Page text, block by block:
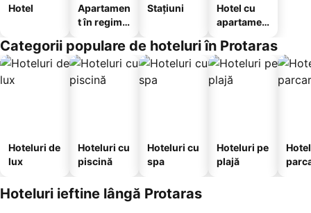
Hotel
Apartamen
t în regim
Stațiuni
Hotel cu
apartamen
Categorii populare de hoteluri în Protaras
Hoteluri de
lux
Hoteluri cu
piscină
Hoteluri cu
spa
Hoteluri pe
plajă
Hoteluri ieftine lângă Protaras